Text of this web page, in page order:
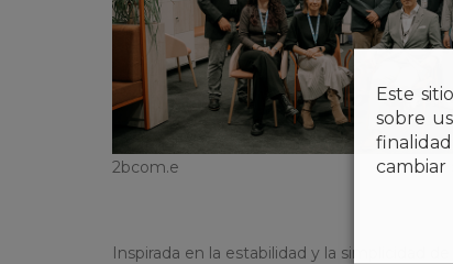
2bcom.e
Inspirada en la estabilidad y la simplicidad
Este
sobre